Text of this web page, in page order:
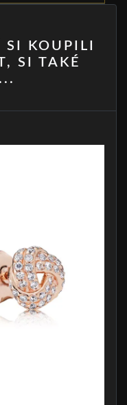
KOUPILI
SI TAKÉ